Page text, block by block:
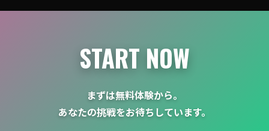
ョ
START NOW
まずは無料体験から。
あなたの挑戦をお待ちしています。